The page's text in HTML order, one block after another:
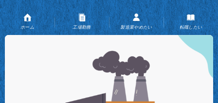
ホーム 工場勤務 製造業やめたい 転職したい